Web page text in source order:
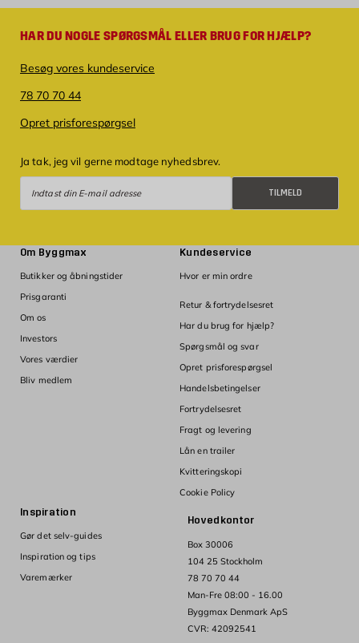
HAR DU NOGLE SPØRGSMÅL ELLER BRUG FOR HJÆLP?
Besøg vores kundeservice
78 70 70 44
Opret prisforespørgsel
Ja tak, jeg vil gerne modtage nyhedsbrev.
TILMELD
Hovedkontor
Box 30006
104 25 Stockholm
78 70 70 44
Man-Fre 08:00 - 16.00
Byggmax Denmark ApS
CVR: 42092541
Om Byggmax
Butikker og åbningstider
Prisgaranti
Om os
Investors
Vores værdier
Bliv medlem
Kundeservice
Hvor er min ordre
Retur & fortrydelsesret
Har du brug for hjælp?
Spørgsmål og svar
Opret prisforespørgsel
Handelsbetingelser
Fortrydelsesret
Fragt og levering
Lån en trailer
Kvitteringskopi
Cookie Policy
Inspiration
Gør det selv-guides
Inspiration og tips
Varemærker